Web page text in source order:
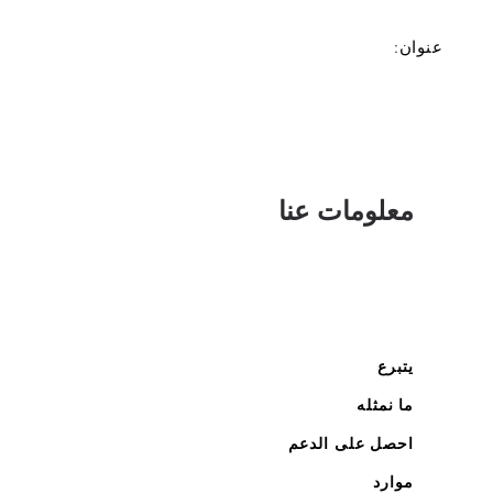
عنوان:
معلومات عنا
يتبرع
ما نمثله
احصل على الدعم
موارد